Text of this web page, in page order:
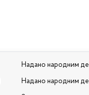
Надано народним
Надано народним